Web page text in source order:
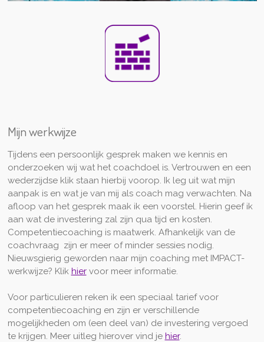
Mijn werkwijze
Tijdens een persoonlijk gesprek maken we kennis en
onderzoeken wij wat het coachdoel is. Vertrouwen en een
wederzijdse klik staan hierbij voorop. Ik leg uit wat mijn
aanpak is en wat je van mij als coach mag verwachten. Na
afloop van het gesprek maak ik een voorstel. Hierin geef ik
aan wat de investering zal zijn qua tijd en kosten.
Competentiecoaching is maatwerk. Afhankelijk van de
coachvraag zijn er meer of minder sessies nodig.
Nieuwsgierig geworden naar mijn coaching met IMPACT-
werkwijze? Klik hiervoor meer informatie.
Voor particulieren reken ik een speciaal tarief voor
competentiecoaching en zijn er verschillende
mogelijkheden om (een deel van) de investering vergoed
te krijgen. Meer uitleg hierover vind je hier.